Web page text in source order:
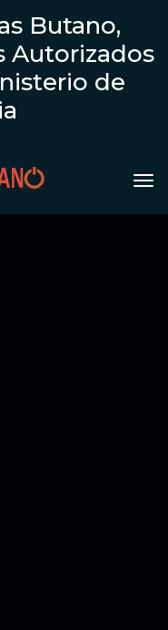
Butano,
Autorizados
de